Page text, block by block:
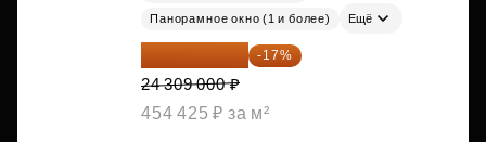
Панорамное окно (1 и более) Ещё
20 176 470 ₽ -17%
24 309 000 ₽
454 425 ₽ за м²